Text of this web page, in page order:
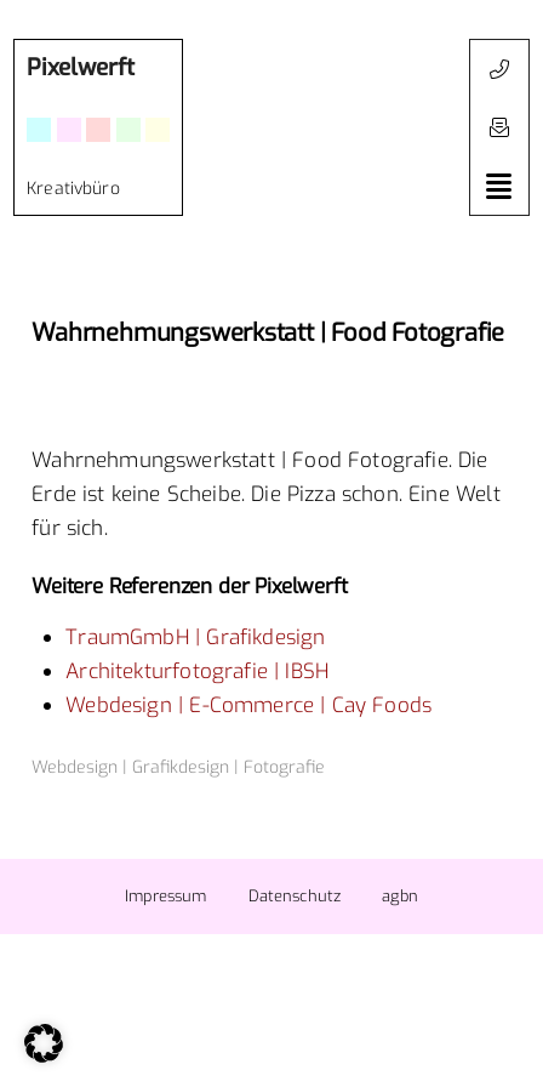
Pixelwerft
Kreativbüro
Wahrnehmungswerkstatt | Food Fotografie
Wahrnehmungswerkstatt | Food Fotografie. Die
Erde ist keine Scheibe. Die Pizza schon. Eine Welt
für sich.
Weitere Referenzen der Pixelwerft
TraumGmbH | Grafikdesign
Architekturfotografie | IBSH
Webdesign | E-Commerce | Cay Foods
Webdesign | Grafikdesign | Fotografie
Impressum Datenschutz agbn